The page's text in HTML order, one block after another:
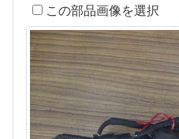
この部品画像を選択